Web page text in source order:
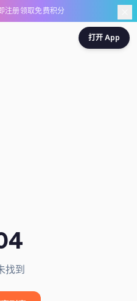
注册领取免费积分
打开 App
找到